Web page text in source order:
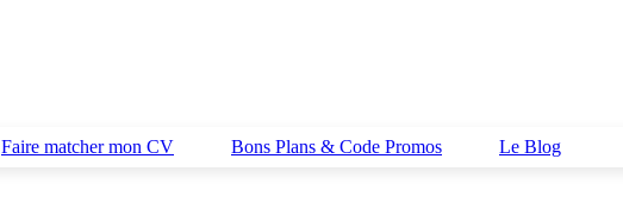
Faire matcher mon CV Bons Plans & Code Promos Le Blog